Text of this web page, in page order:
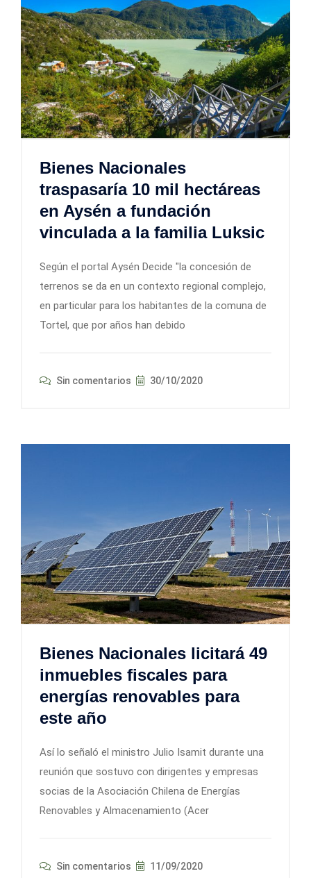
Bienes Nacionales
traspasaría 10 mil hectáreas
en Aysén a fundación
vinculada a la familia Luksic
Según el portal Aysén Decide "la concesión de
terrenos se da en un contexto regional complejo,
en particular para los habitantes de la comuna de
Tortel, que por años han debido
Sin comentarios 30/10/2020
Bienes Nacionales licitará 49
inmuebles fiscales para
energías renovables para
este año
Así lo señaló el ministro Julio Isamit durante una
reunión que sostuvo con dirigentes y empresas
socias de la Asociación Chilena de Energías
Renovables y Almacenamiento (Acer
Sin comentarios 11/09/2020